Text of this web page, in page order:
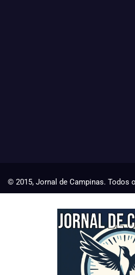
© 2015, Jornal de Campinas. Todos